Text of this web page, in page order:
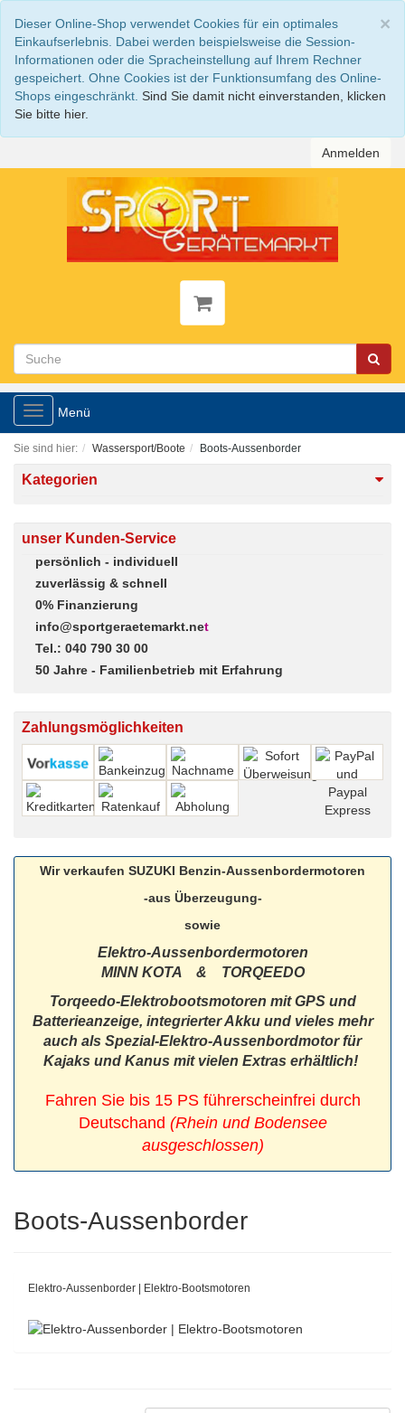
×
Dieser Online-Shop verwendet Cookies für ein optimales
Einkaufserlebnis. Dabei werden beispielsweise die Session-
Informationen oder die Spracheinstellung auf Ihrem Rechner
gespeichert. Ohne Cookies ist der Funktionsumfang des Online-
Shops eingeschränkt. Sind Sie damit nicht einverstanden, klicken
Sie bitte hier.
Anmelden
Toggle
navigation
Menü
Sie sind hier: Wassersport/Boote Boots-Aussenborder
Kategorien
unser Kunden-Service
persönlich - individuell
zuverlässig & schnell
0% Finanzierung
info@sportgeraetemarkt.net
Tel.: 040 790 30 00
50 Jahre - Familienbetrieb mit Erfahrung
Zahlungsmöglichkeiten
Wir verkaufen SUZUKI Benzin-Aussenbordermotoren
-aus Überzeugung-
sowie
Elektro-Aussenbordermotoren
MINN KOTA & TORQEEDO
Torqeedo-Elektrobootsmotoren mit GPS und
Batterieanzeige, integrierter Akku und vieles mehr
auch als Spezial-Elektro-Aussenbordmotor für
Kajaks und Kanus mit vielen Extras erhältlich!
Fahren Sie bis 15 PS führerscheinfrei durch
Deutschand (Rhein und Bodensee
ausgeschlossen)
Boots-Aussenborder
Elektro-Aussenborder | Elektro-Bootsmotoren